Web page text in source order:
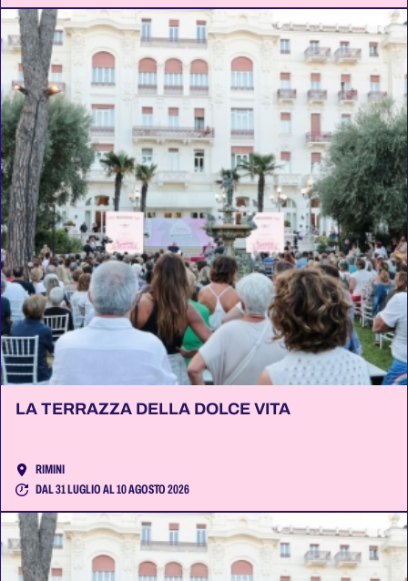
LA TERRAZZA DELLA DOLCE VITA
RIMINI
DAL 31 LUGLIO AL 10 AGOSTO 2026